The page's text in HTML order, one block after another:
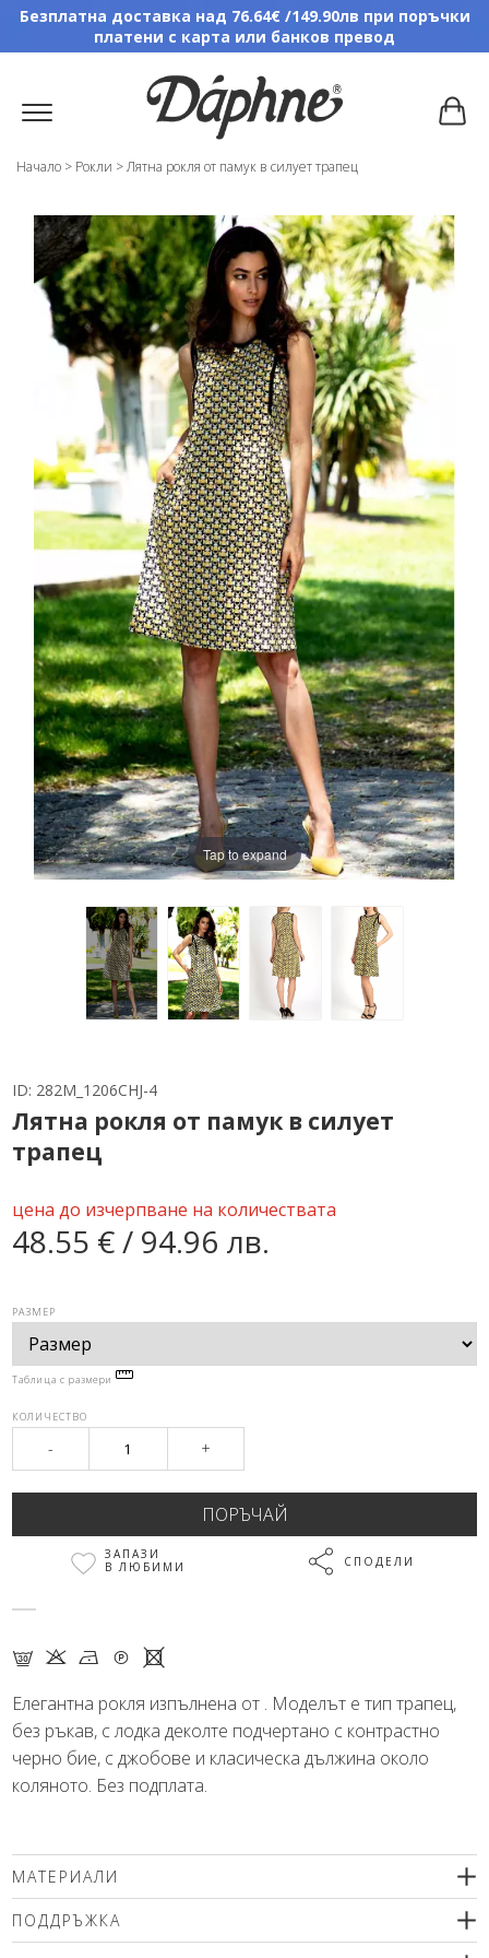
Безплатна доставка над 76.64€ /149.90лв при поръчки
платени с карта или банков превод
Начало > Рокли >Лятна рокля от памук в силует трапец
Tap to expand
ID: 282M_1206CHJ-4
Лятна рокля от памук в силует
трапец
цена до изчерпване на количествата
48.55 € / 94.96 лв.
РАЗМЕР
Таблица с размери
КОЛИЧЕСТВО
- +
ЗАПАЗИ
В ЛЮБИМИ
СПОДЕЛИ
G K N Q X
Елегантна рокля изпълнена от . Моделът е тип трапец,
без ръкав, с лодка деколте подчертано с контрастно
черно бие, с джобове и класическа дължина около
коляното. Без подплата.
МАТЕРИАЛИ
ПОДДРЪЖКА